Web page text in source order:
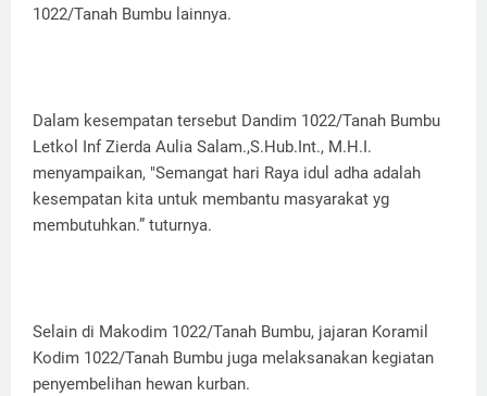
1022/Tanah Bumbu lainnya.
Dalam kesempatan tersebut Dandim 1022/Tanah Bumbu
Letkol Inf Zierda Aulia Salam.,S.Hub.Int., M.H.I.
menyampaikan, "Semangat hari Raya idul adha adalah
kesempatan kita untuk membantu masyarakat yg
membutuhkan.” tuturnya.
Selain di Makodim 1022/Tanah Bumbu, jajaran Koramil
Kodim 1022/Tanah Bumbu juga melaksanakan kegiatan
penyembelihan hewan kurban.